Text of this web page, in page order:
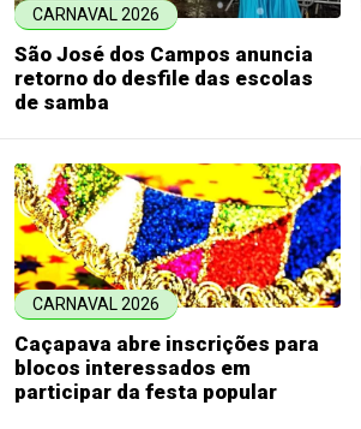
CARNAVAL 2026
São José dos Campos anuncia
retorno do desfile das escolas
de samba
CARNAVAL 2026
Caçapava abre inscrições para
blocos interessados em
participar da festa popular